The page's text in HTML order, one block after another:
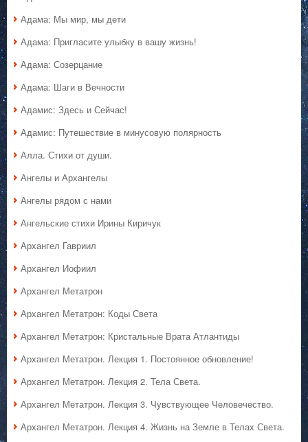
Адама: Мы мир, мы дети
Адама: Пригласите улыбку в вашу жизнь!
Адама: Созерцание
Адама: Шаги в Вечности
Адамис: Здесь и Сейчас!
Адамис: Путешествие в минусовую полярность
Алла. Стихи от души.
Ангелы и Архангелы
Ангелы рядом с нами
Ангельские стихи Ирины Киричук
Архангел Гавриил
Архангел Иофиил
Архангел Метатрон
Архангел Метатрон: Коды Света
Архангел Метатрон: Кристальные Врата Атлантиды
Архангел Метатрон. Лекция 1. Постоянное обновление!
Архангел Метатрон. Лекция 2. Тела Света.
Архангел Метатрон. Лекция 3. Чувствующее Человечество.
Архангел Метатрон. Лекция 4. Жизнь на Земле в Телах Света.